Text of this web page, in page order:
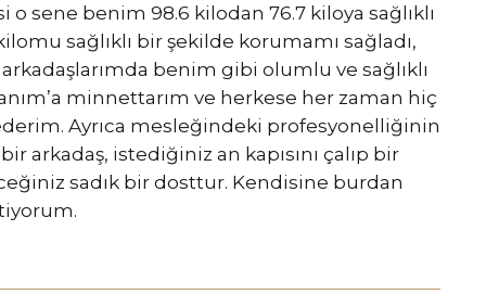
o sene benim 98.6 kilodan 76.7 kiloya sağlıklı
sağlıklı bir şekilde korumamı sağladı,
benim gibi olumlu ve sağlıklı
minnettarım ve herkese her zaman hiç
Ayrıca mesleğindeki profesyonelliğinin
arkadaş, istediğiniz an kapısını çalıp bir
sadık bir dosttur. Kendisine burdan